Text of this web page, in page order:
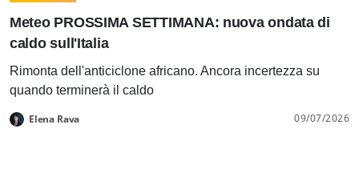
Meteo PROSSIMA SETTIMANA: nuova ondata di
caldo sull'Italia
Rimonta dell'anticiclone africano. Ancora incertezza su
quando terminerà il caldo
Elena Rava 09/07/2026